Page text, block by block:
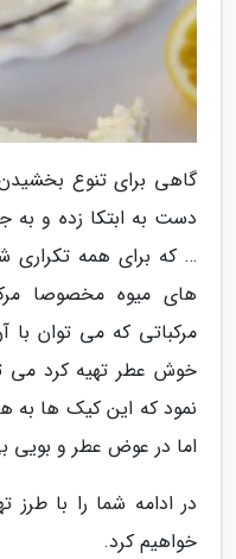
گاهی برای تنوع
دست به ابتکا زده و به
… که برای همه تکراری
های میوه مخصوصا
مرکباتی که می توان
خوش عطر تهیه کرد می
نمود که این کیک ها به
اما در عوض عطر و بویی
در ادامه شما را با
خواهیم کرد.